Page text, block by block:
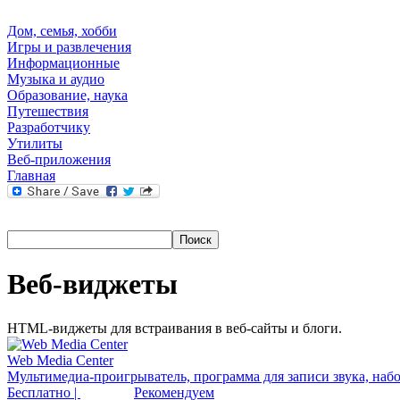
Дом, семья, хобби
Игры и развлечения
Информационные
Музыка и аудио
Образование, наука
Путешествия
Разработчику
Утилиты
Веб-приложения
Главная
Веб-виджеты
HTML-виджеты для встраивания в веб-сайты и блоги.
Web Media Center
Мультимедиа-проигрыватель, программа для записи звука,
Бесплатно |
Рекомендуем